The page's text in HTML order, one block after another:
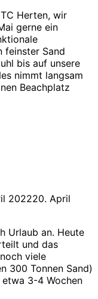
Herten, wir
gerne ein
feinster Sand
bis auf unsere
nimmt langsam
Beachplatz
202220. April
Urlaub an. Heute
und das
viele
300 Tonnen Sand)
3-4 Wochen